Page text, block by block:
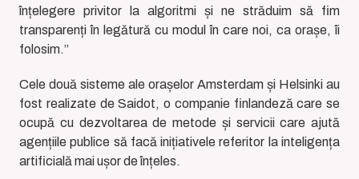
înțelegere privitor la algoritmi și ne străduim să fim
transparenți în legătură cu modul în care noi, ca orașe, îi
folosim.”
Cele două sisteme ale orașelor Amsterdam și Helsinki au
fost realizate de Saidot, o companie finlandeză care se
ocupă cu dezvoltarea de metode și servicii care ajută
agențiile publice să facă inițiativele referitor la inteligența
artificială mai ușor de înțeles.